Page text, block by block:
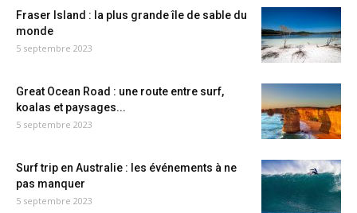
Fraser Island : la plus grande île de sable du
monde
5 septembre 2023
Great Ocean Road : une route entre surf,
koalas et paysages...
5 septembre 2023
Surf trip en Australie : les événements à ne
pas manquer
5 septembre 2023